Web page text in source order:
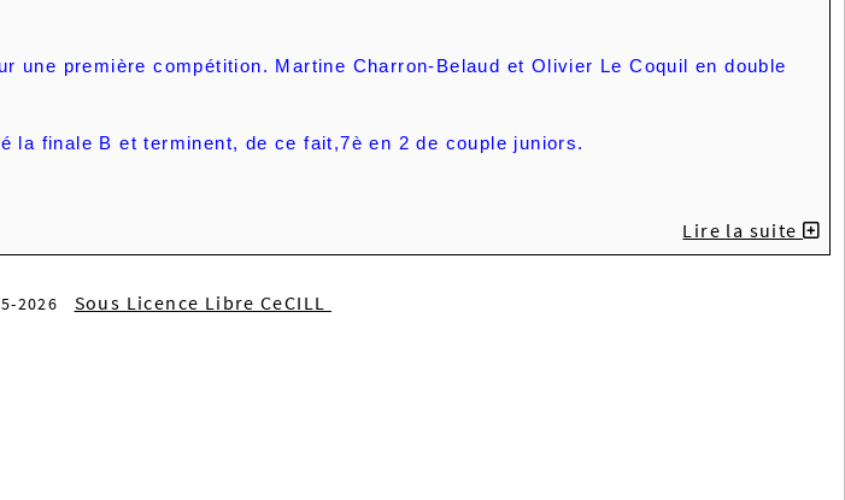
une première compétition. Martine Charron-Belaud et Olivier Le Coquil en double
la finale B et terminent, de ce fait,7è en 2 de couple juniors.
Lire la suite
2026 Sous Licence Libre CeCILL